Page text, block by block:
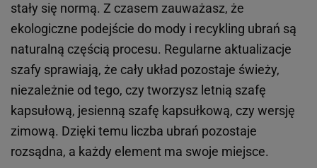
stały się normą. Z czasem zauważasz, że
ekologiczne podejście do mody i recykling ubrań są
naturalną częścią procesu. Regularne aktualizacje
szafy sprawiają, że cały układ pozostaje świeży,
niezależnie od tego, czy tworzysz letnią szafę
kapsułową, jesienną szafę kapsułkową, czy wersję
zimową. Dzięki temu liczba ubrań pozostaje
rozsądna, a każdy element ma swoje miejsce.